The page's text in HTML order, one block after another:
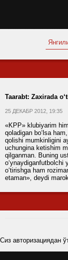
Taarabt: Zaxirada
25 ДЕКАБР 2012, 19:35
«KPP» klubiyarim
qoladigan bo‘lsa
qolishi mumkinligini
uchungina ketishim
qilganman. Buning
o‘ynaydiganfutbolchi
o‘tirishga ham
etaman», deydi
Сиз авторизациядан